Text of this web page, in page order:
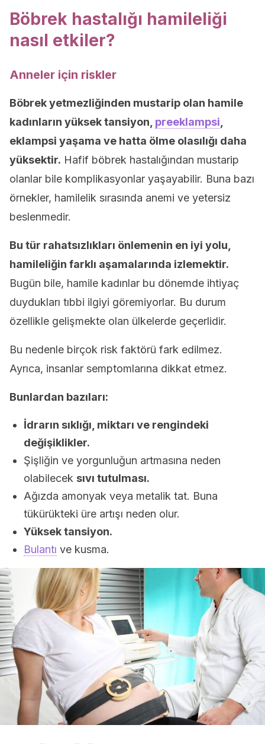
Böbrek hastalığı hamileliği
nasıl etkiler?
Anneler için riskler
Böbrek yetmezliğinden mustarip olan hamile
kadınların yüksek tansiyon, preeklampsi
eklampsi yaşama ve hatta ölme olasılığı daha
yüksektir. Hafif böbrek hastalığından mustarip
olanlar bile komplikasyonlar yaşayabilir. Buna bazı
örnekler, hamilelik sırasında anemi ve yetersiz
beslenmedir.
Bu tür rahatsızlıkları önlemenin en iyi yolu,
hamileliğin farklı aşamalarında izlemektir.
Bugün bile, hamile kadınlar bu dönemde ihtiyaç
duydukları tıbbi ilgiyi göremiyorlar. Bu durum
özellikle gelişmekte olan ülkelerde geçerlidir.
Bu nedenle birçok risk faktörü fark edilmez.
Ayrıca, insanlar semptomlarına dikkat etmez.
Bunlardan bazıları:
İdrarın sıklığı, miktarı ve rengindeki
değişiklikler.
Şişliğin ve yorgunluğun artmasına neden
olabilecek sıvı tutulması.
Ağızda amonyak veya metalik tat. Buna
tükürükteki üre artışı neden olur.
Yüksek tansiyon.
Bulantı ve kusma.